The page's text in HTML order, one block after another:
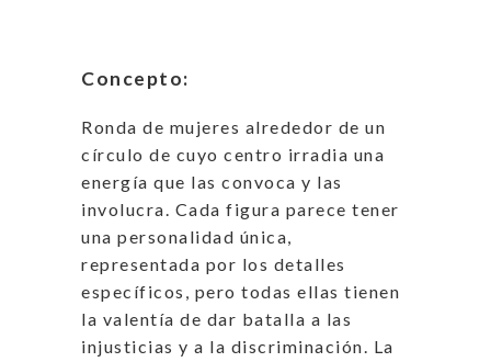
Concepto:
Ronda de mujeres alrededor de un
círculo de cuyo centro irradia una
energía que las convoca y las
involucra. Cada figura parece tener
una personalidad única,
representada por los detalles
específicos, pero todas ellas tienen
la valentía de dar batalla a las
injusticias y a la discriminación. La